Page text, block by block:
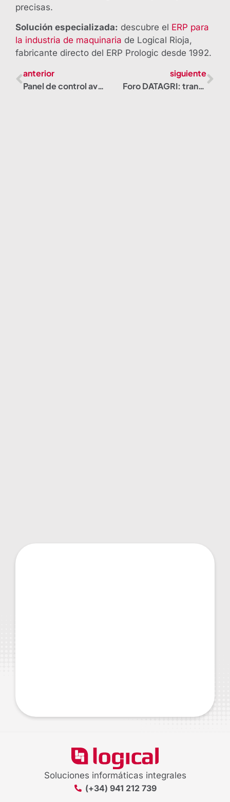
precisas.
Solución especializada: descubre el ERP para
la industria de maquinaria de Logical Rioja,
fabricante directo del ERP Prologic desde 1992.
anterior
Panel de control avanzado para la explotación de datos
siguiente
Foro DATAGRI: transformación digital agroalimentaria
Soluciones informáticas integrales
(+34) 941 212 739